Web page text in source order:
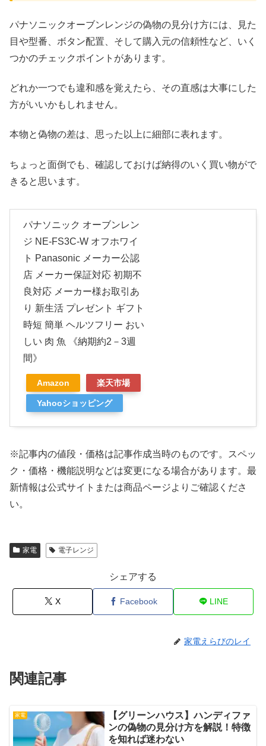
パナソニックオーブンレンジの偽物の見分け方には、見た
目や型番、ボタン配置、そして購入元の信頼性など、いく
つかのチェックポイントがあります。
どれか一つでも違和感を覚えたら、その直感は大事にした
方がいいかもしれません。
本物と偽物の差は、思った以上に細部に表れます。
ちょっと面倒でも、確認しておけば納得のいく買い物がで
きると思います。
パナソニック オーブンレン
ジ NE-FS3C-W オフホワイ
ト Panasonic メーカー公認
店 メーカー保証対応 初期不
良対応 メーカー様お取引あ
り 新生活 プレゼント ギフト
時短 簡単 ヘルツフリー おい
しい 肉 魚 《納期約2－3週
間》
Amazon 楽天市場
Yahooショッピング
※記事内の値段・価格は記事作成当時のものです。
スペッ
ク・価格・機能説明などは変更になる場合があります。最
新情報は公式サイトまたは商品ページよりご確認くださ
い。
家電 電子レンジ
シェアする
X Facebook LINE
家電えらびのレイ
関連記事
家電
【グリーンハウス】ハンディファ
ンの偽物の見分け方を解説！特徴
を知れば迷わない